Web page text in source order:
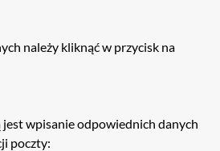
należy kliknąć w przycisk na
jest wpisanie odpowiednich danych
poczty: